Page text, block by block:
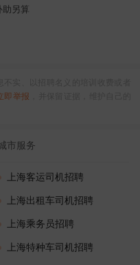
另算
即举报
市服务
上海客运司机招聘
上海出租车司机招聘
上海乘务员招聘
上海特种车司机招聘